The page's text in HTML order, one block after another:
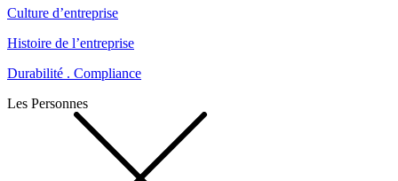
Culture d’entreprise
Histoire de l’entreprise
Durabilité . Compliance
Les Personnes